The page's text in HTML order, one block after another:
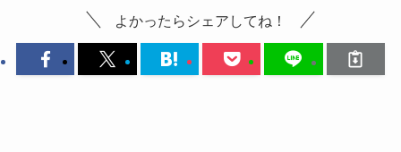
よかったらシェアしてね！